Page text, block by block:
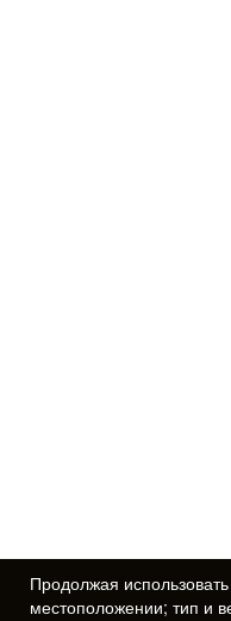
Продолжая
местоположении; тип и